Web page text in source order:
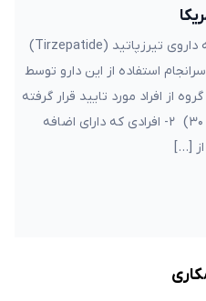
اواخر اردیبهشت از نتایج قابل توجه داروی تیرزپاتید (Tirzepatide)
استفاده از این دارو توسط
از افراد مورد تایید قرار گرفته
است: ۱- افراد چاق (دارای BMI بالای ۳۰) ۲- افرادی که دارای اضافه